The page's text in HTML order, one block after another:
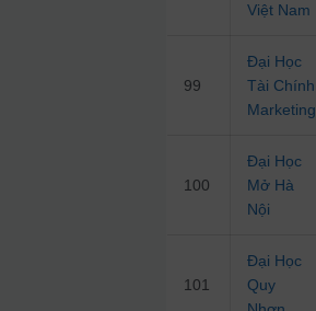
Việt Nam
99
Đại Học
Tài Chính
Marketing
100
Đại Học
Mở Hà
Nội
101
Đại Học
Quy